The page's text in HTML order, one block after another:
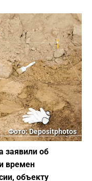
Фото: Depositphotos
заявили об
времен
объекту